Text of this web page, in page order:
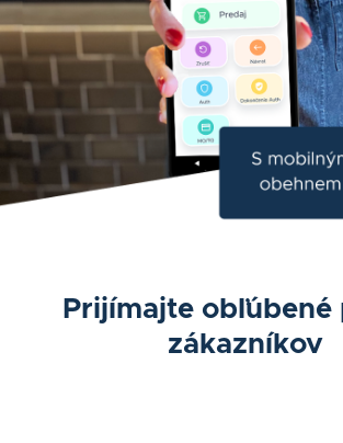
Prijímajte obľúbené
zákazníkov